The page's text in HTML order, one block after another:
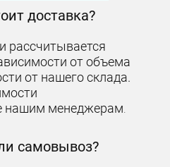
доставка?
рассчитывается
от объема
от нашего склада.
нашим менеджерам.
самовывоз?